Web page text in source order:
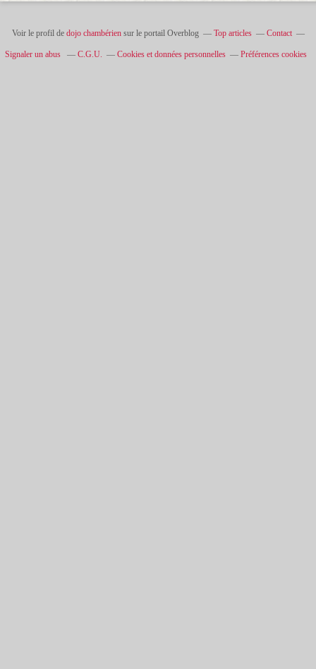
Voir le profil de dojo chambériensur le portail Overblog Top articles Contact
Signaler un abus C.G.U. Cookies et données personnelles Préférences cookies